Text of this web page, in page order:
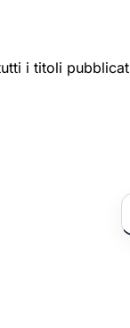
i titoli